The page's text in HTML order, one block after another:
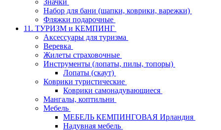
Значки
Набор для бани (шапки, коврики, варежки)
Фляжки подарочные
11. ТУРИЗМ и КЕМПИНГ
Аксессуары для туризма
Веревка
Жилеты страховочные
Инструменты (лопаты, пилы, топоры)
Лопаты (скаут)
Коврики туристические
Коврики самонадувающиеся
Мангалы, коптильни
Мебель
МЕБЕЛЬ КЕМПИНГОВАЯ Ирландия
Надувная мебель